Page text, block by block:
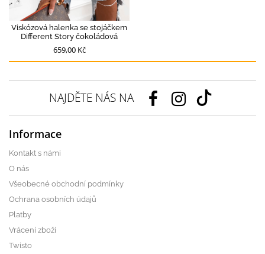
Viskózová halenka se stojáčkem
Different Story čokoládová
659,00 Kč
NAJDĚTE NÁS NA
Informace
Kontakt s námi
O nás
Všeobecné obchodní podmínky
Ochrana osobních údajů
Platby
Vrácení zboží
Twisto